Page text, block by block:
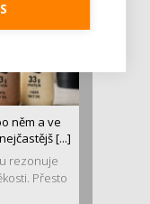
něm a ve
[...]
rezonuje
Přesto